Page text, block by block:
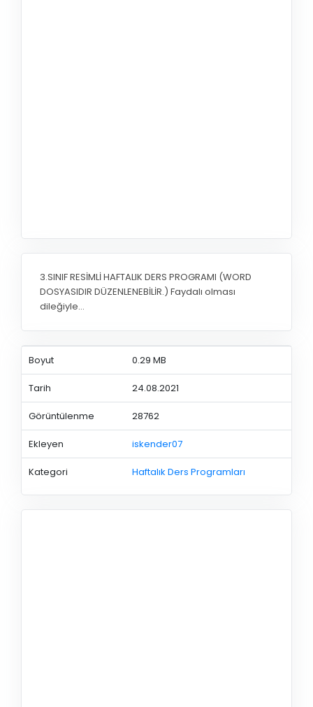
3.SINIF RESİMLİ HAFTALIK DERS PROGRAMI (WORD
DOSYASIDIR DÜZENLENEBİLİR.) Faydalı olması
dileğiyle...
Boyut 0.29 MB
Tarih 24.08.2021
Görüntülenme 28762
Ekleyen iskender07
Kategori Haftalık Ders Programları